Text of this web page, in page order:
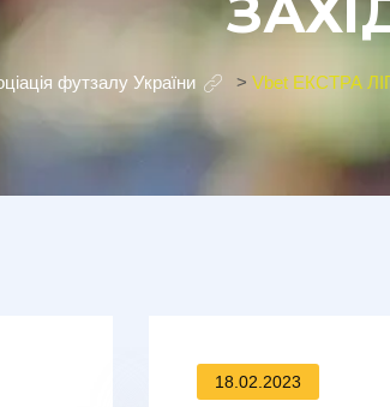
футзалу України > Vbet ЕКСТРА
18.02.2023